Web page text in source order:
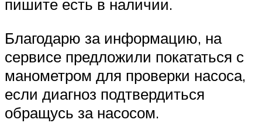
пишите есть в наличии.
Благодарю за информацию, на
сервисе предложили покататься с
манометром для проверки насоса,
если диагноз подтвердиться
обращусь за насосом.